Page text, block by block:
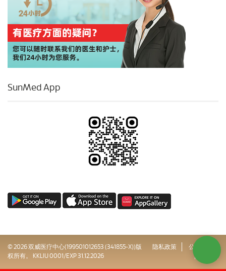
SunMed App
© 2026 双威医疗中心(199501012653 (341855-X))版
权所有。 KKLIU 0001/EXP 31.12.2026
隐私政策
公司治理
网站地图